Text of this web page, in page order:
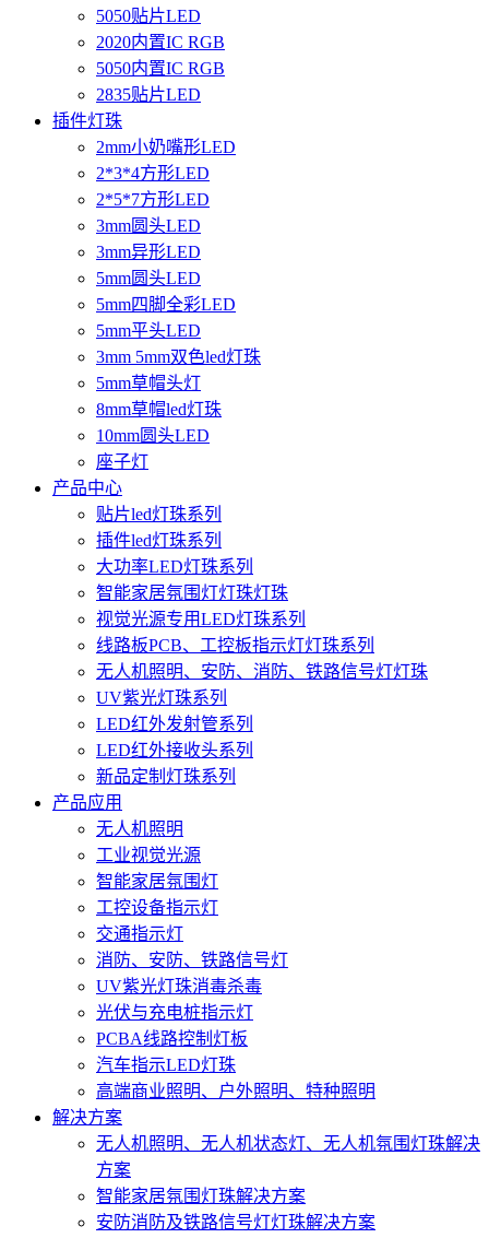
5050贴片LED
2020内置IC RGB
5050内置IC RGB
2835贴片LED
插件灯珠
2mm小奶嘴形LED
2*3*4方形LED
2*5*7方形LED
3mm圆头LED
3mm异形LED
5mm圆头LED
5mm四脚全彩LED
5mm平头LED
3mm 5mm双色led灯珠
5mm草帽头灯
8mm草帽led灯珠
10mm圆头LED
座子灯
产品中心
贴片led灯珠系列
插件led灯珠系列
大功率LED灯珠系列
智能家居氛围灯灯珠灯珠
视觉光源专用LED灯珠系列
线路板PCB、工控板指示灯灯珠系列
无人机照明、安防、消防、铁路信号灯灯珠
UV紫光灯珠系列
LED红外发射管系列
LED红外接收头系列
新品定制灯珠系列
产品应用
无人机照明
工业视觉光源
智能家居氛围灯
工控设备指示灯
交通指示灯
消防、安防、铁路信号灯
UV紫光灯珠消毒杀毒
光伏与充电桩指示灯
PCBA线路控制灯板
汽车指示LED灯珠
高端商业照明、户外照明、特种照明
解决方案
无人机照明、无人机状态灯、无人机氛围灯珠解决
方案
智能家居氛围灯珠解决方案
安防消防及铁路信号灯灯珠解决方案